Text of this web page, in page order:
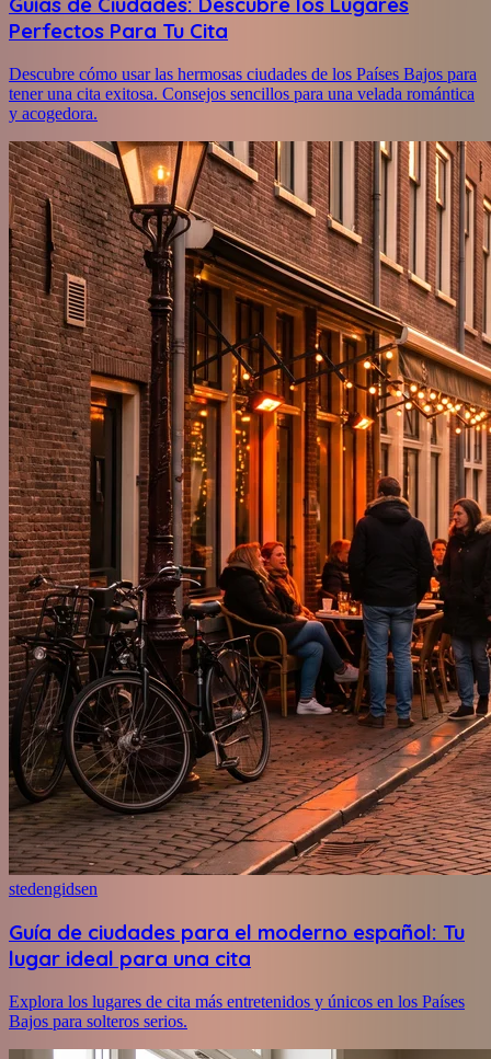
Perfectos Para Tu Cita
Descubre cómo usar las hermosas ciudades de los Países Bajos para
tener una cita exitosa. Consejos sencillos para una velada romántica
y acogedora.
stedengidsen
Guía de ciudades para el moderno español: Tu
lugar ideal para una cita
Explora los lugares de cita más entretenidos y únicos en los Países
Bajos para solteros serios.